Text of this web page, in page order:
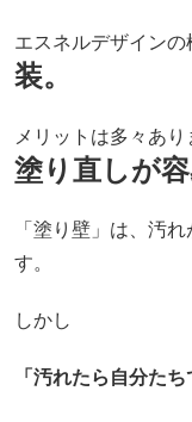
エスネルデザイン
装。
メリットは多々あ
塗り直しが
「塗り壁」は、汚
す。
しかし
「汚れたら自分たち